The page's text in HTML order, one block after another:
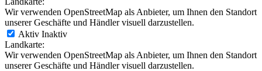
Wir verwenden OpenStreetMap als Anbieter, um Ihnen den Standort
unserer Geschäfte und Händler visuell darzustellen.
Aktiv Inaktiv
Landkarte:
Wir verwenden OpenStreetMap als Anbieter, um Ihnen den Standort
unserer Geschäfte und Händler visuell darzustellen.